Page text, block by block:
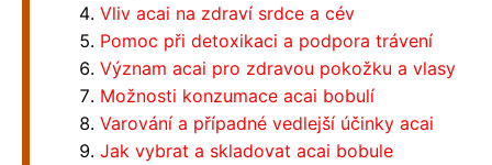
Vliv acai na zdraví srdce a cév
Pomoc při detoxikaci a podpora trávení
Význam acai pro zdravou pokožku a vlasy
Možnosti konzumace acai bobulí
Varování a případné vedlejší účinky acai
Jak vybrat a skladovat acai bobule